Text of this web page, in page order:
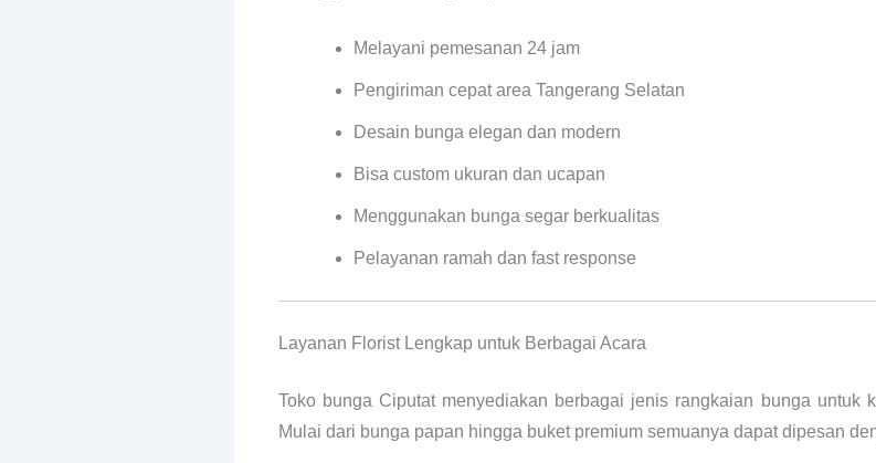
Melayani pemesanan 24 jam
Pengiriman cepat area Tangerang Selatan
Desain bunga elegan dan modern
Bisa custom ukuran dan ucapan
Menggunakan bunga segar berkualitas
Pelayanan ramah dan fast response
Layanan Florist Lengkap untuk Berbagai Acara
Toko bunga Ciputat menyediakan berbagai jenis rangkaian bunga untuk
Mulai dari bunga papan hingga buket premium semuanya dapat dipesan